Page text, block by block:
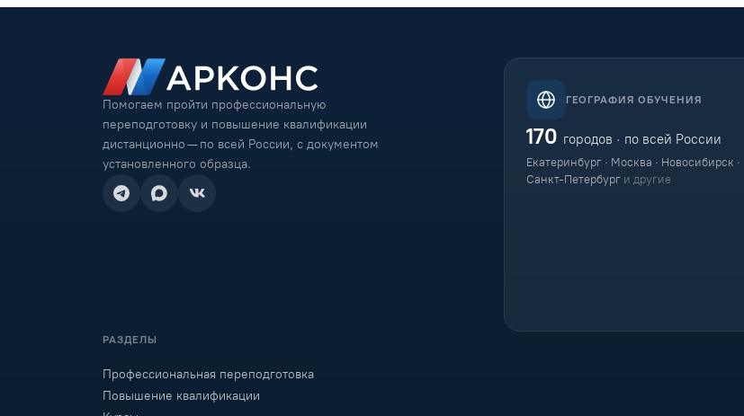
Помогаем пройти профессиональную
переподготовку и повышение квалификации
дистанционно — по всей России, с документом
установленного образца.
ГЕОГРАФИЯ ОБУЧЕНИЯ
170 городов · по всей России
Екатеринбург · Москва · Новосибирск ·
Санкт-Петербург и другие
РАЗДЕЛЫ
Профессиональная переподготовка
Повышение квалификации